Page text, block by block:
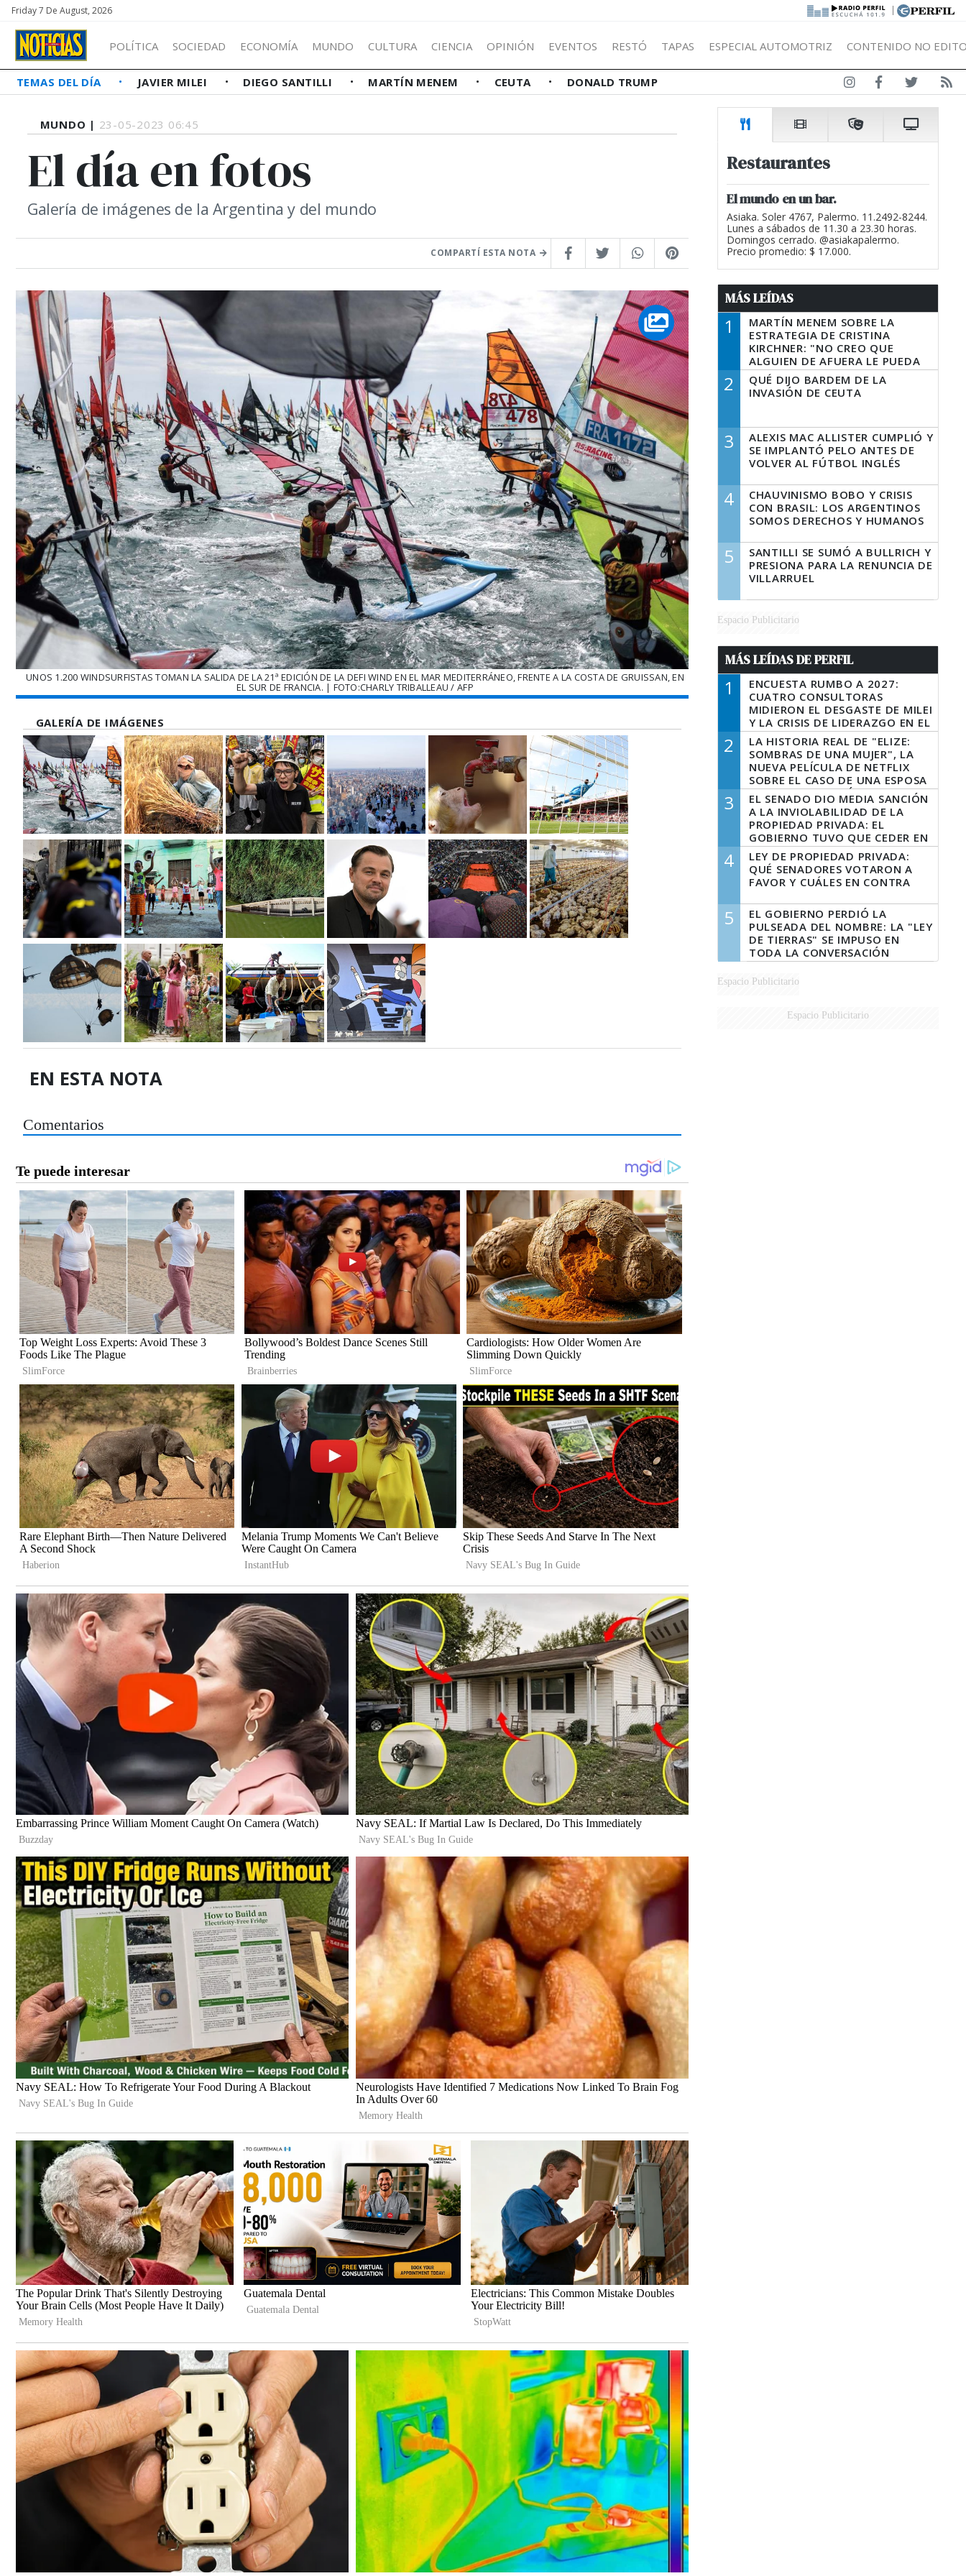
Friday 7 De August, 2026 |
POLÍTICA SOCIEDAD ECONOMÍA MUNDO CULTURA CIENCIA OPINIÓN EVENTOS RESTÓ TAPAS ESPECIAL AUTOMOTRIZ CONTENIDO NO
TEMAS DEL DÍA JAVIER MILEI DIEGO SANTILLI MARTÍN MENEM CEUTA DONALD TRUMP
MUNDO | 23-05-2023 06:45
El día en fotos
Galería de imágenes de la Argentina y del mundo
COMPARTÍ ESTA NOTA
UNOS 1.200 WINDSURFISTAS TOMAN LA SALIDA DE LA 21ª EDICIÓN DE LA DEFI WIND EN EL MAR MEDITERRÁNEO, FRENTE A LA COSTA DE GRUISSAN, EN
EL SUR DE FRANCIA. | FOTO:CHARLY TRIBALLEAU / AFP
GALERÍA DE IMÁGENES
EN ESTA NOTA
Comentarios
Restaurantes
El mundo en un bar.
Asiaka. Soler 4767, Palermo. 11.2492-8244.
Lunes a sábados de 11.30 a 23.30 horas.
Domingos cerrado. @asiakapalermo.
Precio promedio: $ 17.000.
MÁS LEÍDAS
1
MARTÍN MENEM SOBRE LA
ESTRATEGIA DE CRISTINA
KIRCHNER: "NO CREO QUE
ALGUIEN DE AFUERA LE PUEDA
DECIR A LA JUSTICIA LO QUE
TIENE QUE HACER"
2
QUÉ DIJO BARDEM DE LA
INVASIÓN DE CEUTA
3
ALEXIS MAC ALLISTER CUMPLIÓ Y
SE IMPLANTÓ PELO ANTES DE
VOLVER AL FÚTBOL INGLÉS
4
CHAUVINISMO BOBO Y CRISIS
CON BRASIL: LOS ARGENTINOS
SOMOS DERECHOS Y HUMANOS
5
SANTILLI SE SUMÓ A BULLRICH Y
PRESIONA PARA LA RENUNCIA DE
VILLARRUEL
Espacio Publicitario
MÁS LEÍDAS DE PERFIL
1
ENCUESTA RUMBO A 2027:
CUATRO CONSULTORAS
MIDIERON EL DESGASTE DE MILEI
Y LA CRISIS DE LIDERAZGO EN EL
PERONISMO
2
LA HISTORIA REAL DE "ELIZE:
SOMBRAS DE UNA MUJER", LA
NUEVA PELÍCULA DE NETFLIX
SOBRE EL CASO DE UNA ESPOSA
QUE DESCUARTIZÓ A SU
MARIDO
3
EL SENADO DIO MEDIA SANCIÓN
A LA INVIOLABILIDAD DE LA
PROPIEDAD PRIVADA: EL
GOBIERNO TUVO QUE CEDER EN
LA LEY DEL MANEJO DEL FUEGO
4
LEY DE PROPIEDAD PRIVADA:
QUÉ SENADORES VOTARON A
FAVOR Y CUÁLES EN CONTRA
5
EL GOBIERNO PERDIÓ LA
PULSEADA DEL NOMBRE: LA "LEY
DE TIERRAS" SE IMPUSO EN
TODA LA CONVERSACIÓN
DIGITAL
Espacio Publicitario
Espacio Publicitario